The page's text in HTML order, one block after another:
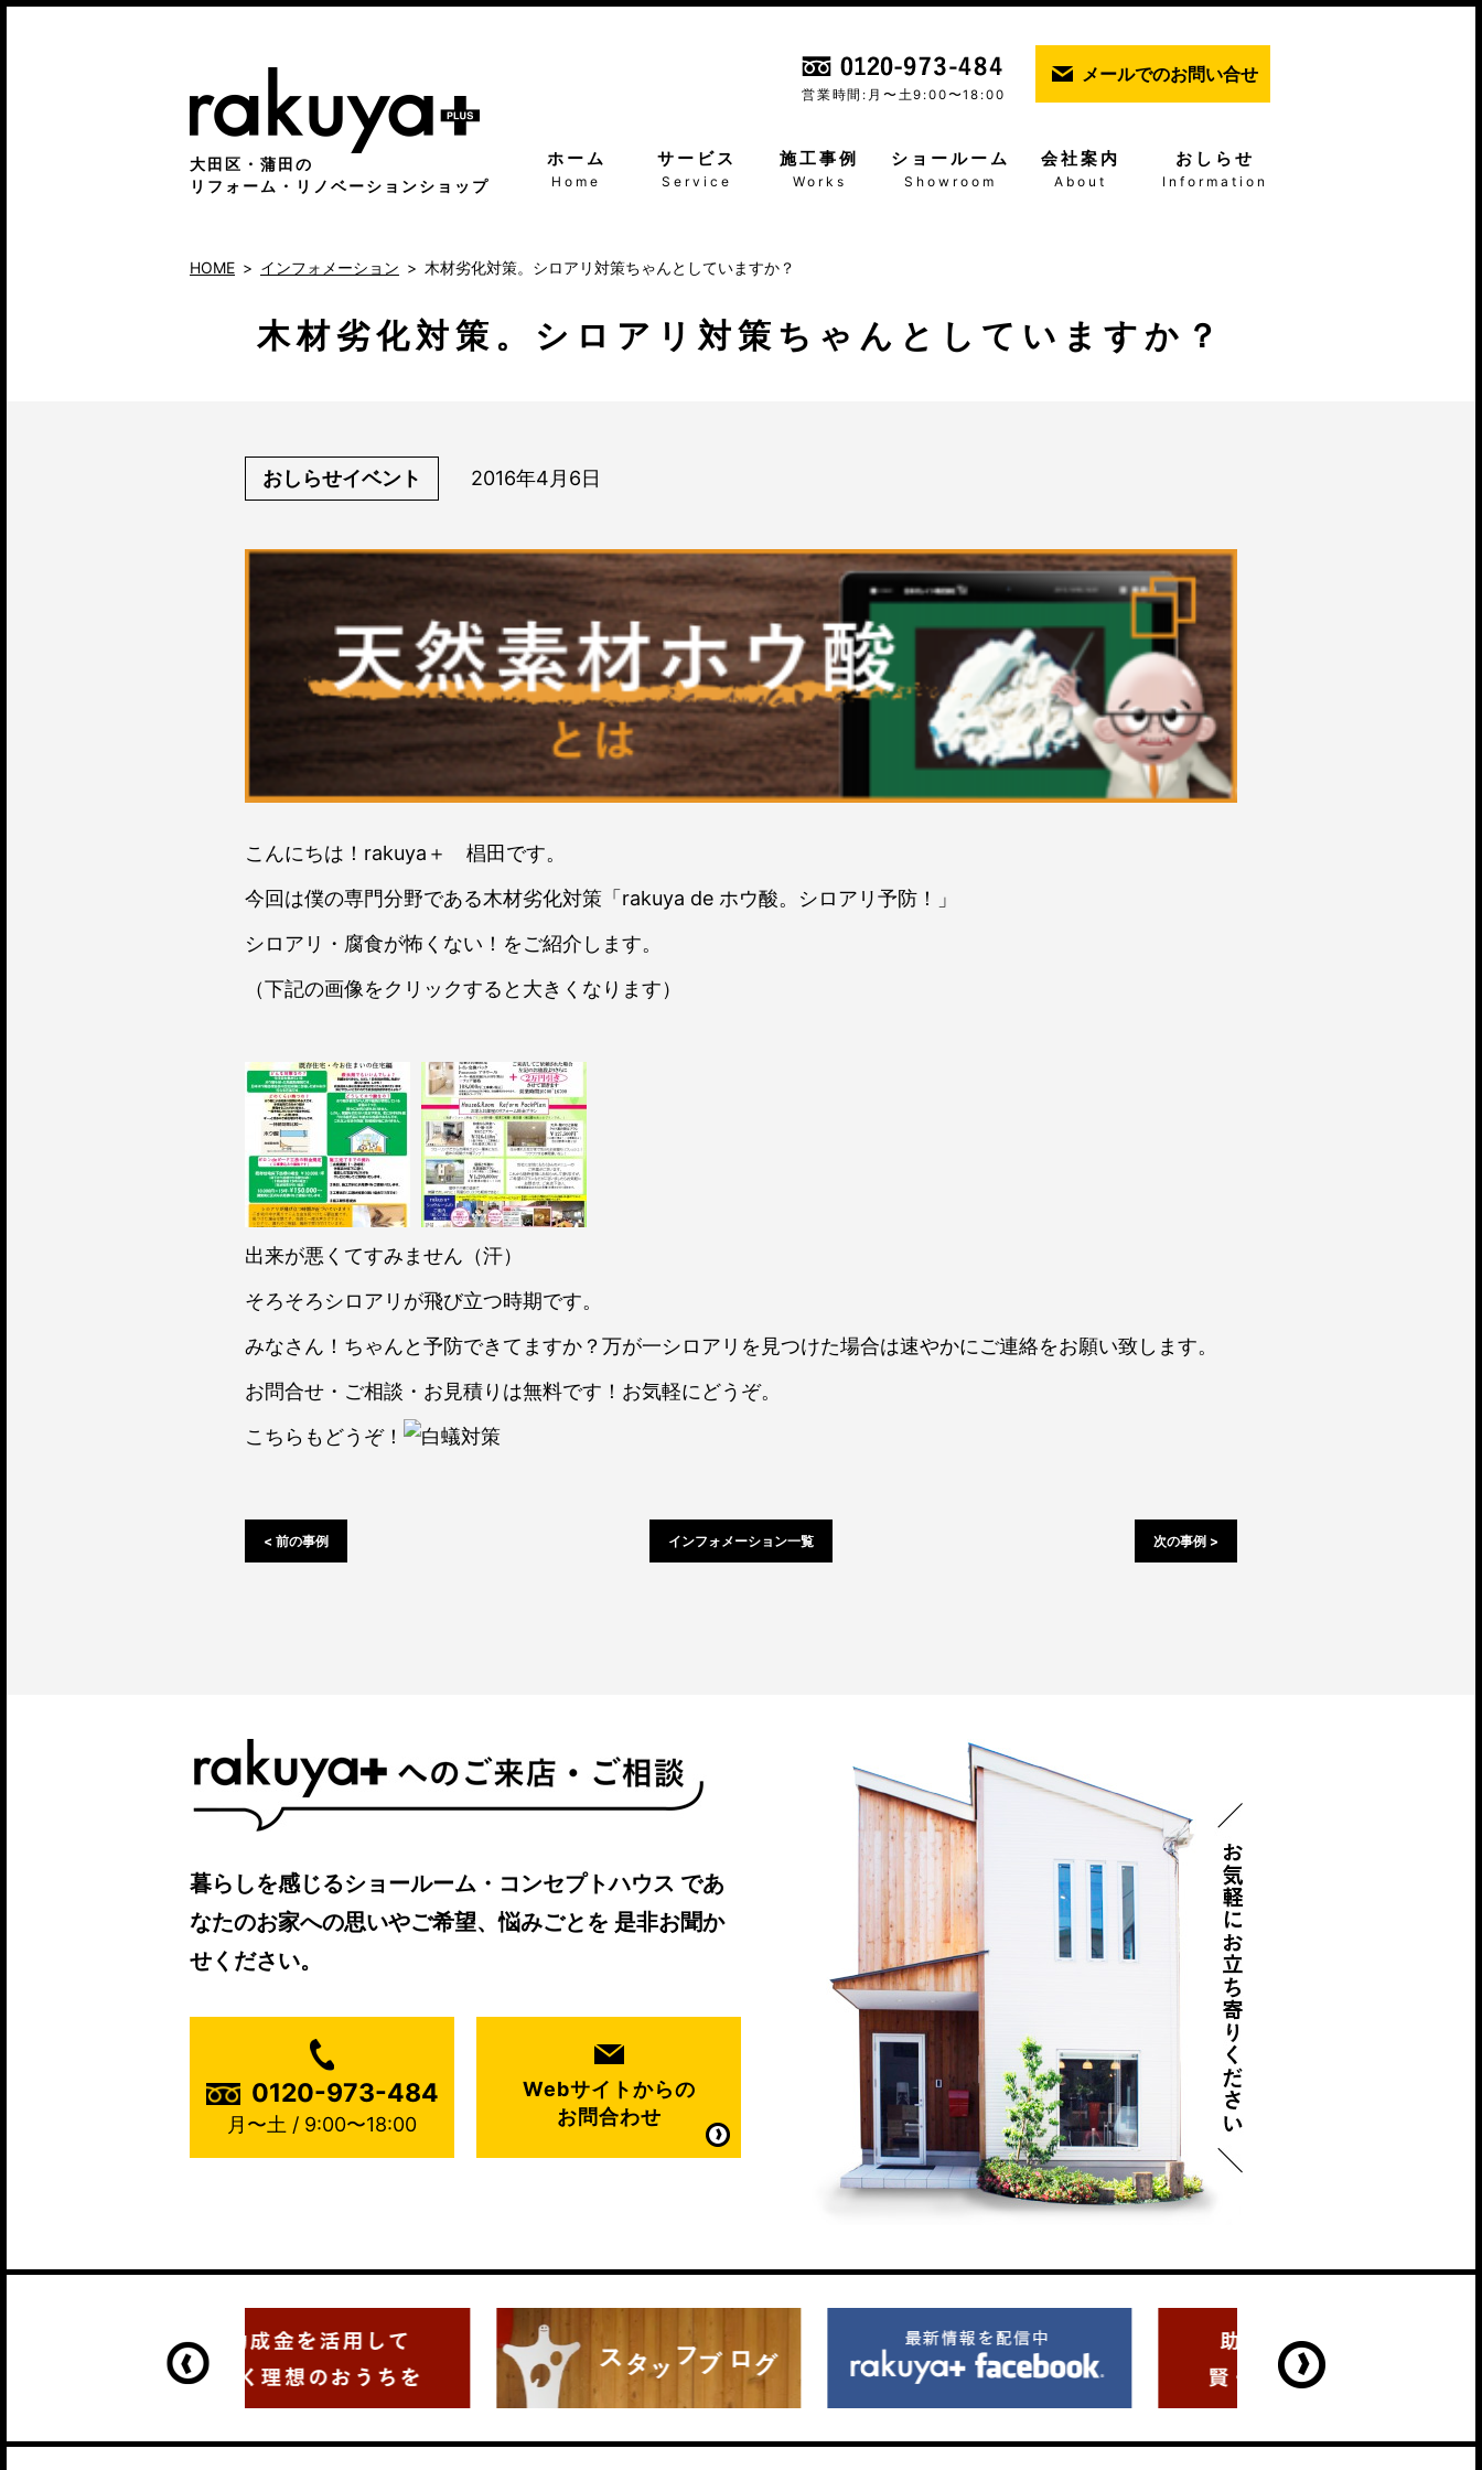
大田区・蒲田の
リフォーム・リノベーションショップ
営業時間:月〜土9:00〜18:00
メールでのお問い合せ
ホーム
Home
サービス
Service
施工事例
Works
ショールーム
Showroom
会社案内
About
おしらせ
Information
HOME インフォメーション 木材劣化対策。シロアリ対策ちゃんとしていますか？
木材劣化対策。シロアリ対策ちゃんとしていますか？
おしらせイベント 2016年4月6日
こんにちは！rakuya＋ 椙田です。
今回は僕の専門分野である木材劣化対策「rakuya de ホウ酸。シロアリ予防！」
シロアリ・腐食が怖くない！をご紹介します。
（下記の画像をクリックすると大きくなります）
出来が悪くてすみません（汗）
そろそろシロアリが飛び立つ時期です。
みなさん！ちゃんと予防できてますか？万が一シロアリを見つけた場合は速やかにご連絡をお願い致します。
お問合せ・ご相談・お見積りは無料です！お気軽にどうぞ。
こちらもどうぞ！
< 前の事例 インフォメーション一覧 次の事例 >
暮らしを感じるショールーム・コンセプトハウス であ
なたのお家への思いやご希望、悩みごとを 是非お聞か
せください。
0120-973-484
月〜土 / 9:00〜18:00
Webサイトからの
お問合わせ